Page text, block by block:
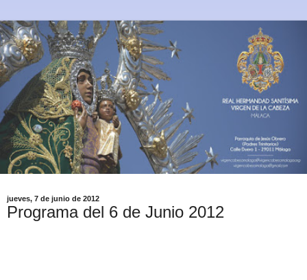
jueves, 7 de junio de 2012
Programa del 6 de Junio 2012